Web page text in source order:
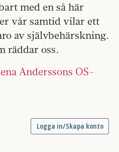
med en så här
vår samtid vilar ett
av självbehärskning.
räddar oss.
Anderssons OS-